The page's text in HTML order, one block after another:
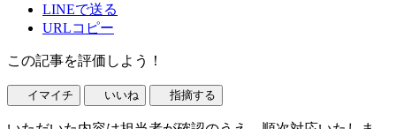
LINEで送る
URLコピー
この記事を評価しよう！
イマイチ いいね 指摘する